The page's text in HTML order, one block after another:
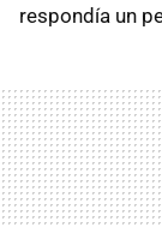
respondía un